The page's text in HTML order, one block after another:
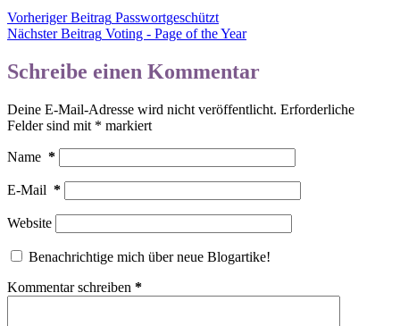
VorherigerBeitrag Passwortgeschützt
NächsterBeitrag Voting - Page of the Year
Schreibe einen Kommentar
Deine E-Mail-Adresse wird nicht veröffentlicht. Erforderliche
Felder sind mit * markiert
Name *
E-Mail *
Website
Benachrichtige mich über neue Blogartike!
Kommentar schreiben *